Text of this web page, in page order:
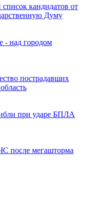
кандидатов от
Думу
- над городом
пострадавших
при ударе БПЛА
после мегашторма